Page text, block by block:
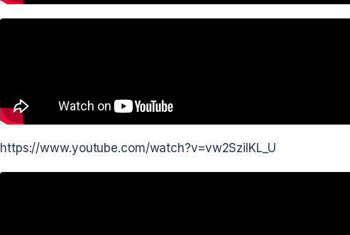
https://www.youtube.com/watch?v=vw2SzilKL_U